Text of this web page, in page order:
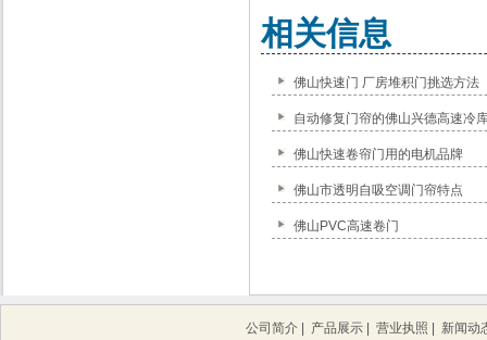
相关信息
佛山快速门 厂房堆积门挑选方法
自动修复门帘的佛山兴德高速冷
佛山快速卷帘门用的电机品牌
佛山市透明自吸空调门帘特点
佛山PVC高速卷门
公司简介 产品展示 营业执照 新闻动